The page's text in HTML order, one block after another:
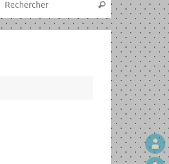
Rechercher